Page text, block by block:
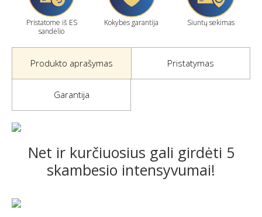
Pristatome iš ES
sandėlio
Kokybės garantija Siuntų sekimas
Produkto aprašymas Pristatymas
Garantija
Net ir kurčiuosius gali girdėti 5
skambesio intensyvumai!